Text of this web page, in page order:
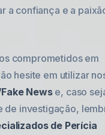
a confiança e a
comprometidos em
hesite em utilizar
Newse, caso
de investigação,
de Perícia